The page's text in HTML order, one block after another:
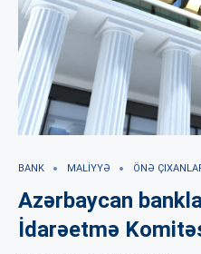
BANK MALIYYƏ ÖNƏ
Azərbaycan
İdarəetmə